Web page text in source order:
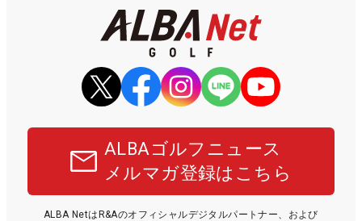
ALBAゴルフニュース
メルマガ登録はこちら
ALBA NetはR&Aのオフィシャルデジタルパートナー、および